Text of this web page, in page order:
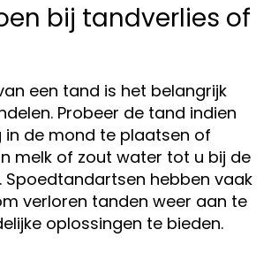
bij tandverlies of
een tand is het belangrijk
Probeer de tand indien
in de mond te plaatsen of
melk of zout water tot u bij de
hebben vaak
verloren tanden weer aan te
oplossingen te bieden.